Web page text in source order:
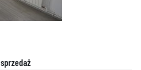
sprzedaż